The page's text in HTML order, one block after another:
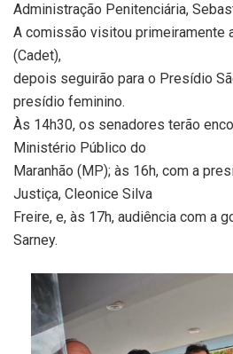
Administração Penitenciária,
A comissão visitou primeiramente
(Cadet),
depois seguirão para o Presídio
presídio feminino.
Às 14h30, os senadores terão
Ministério Público do
Maranhão (MP); às 16h, com a
Justiça, Cleonice Silva
Freire, e, às 17h, audiência com a
Sarney.